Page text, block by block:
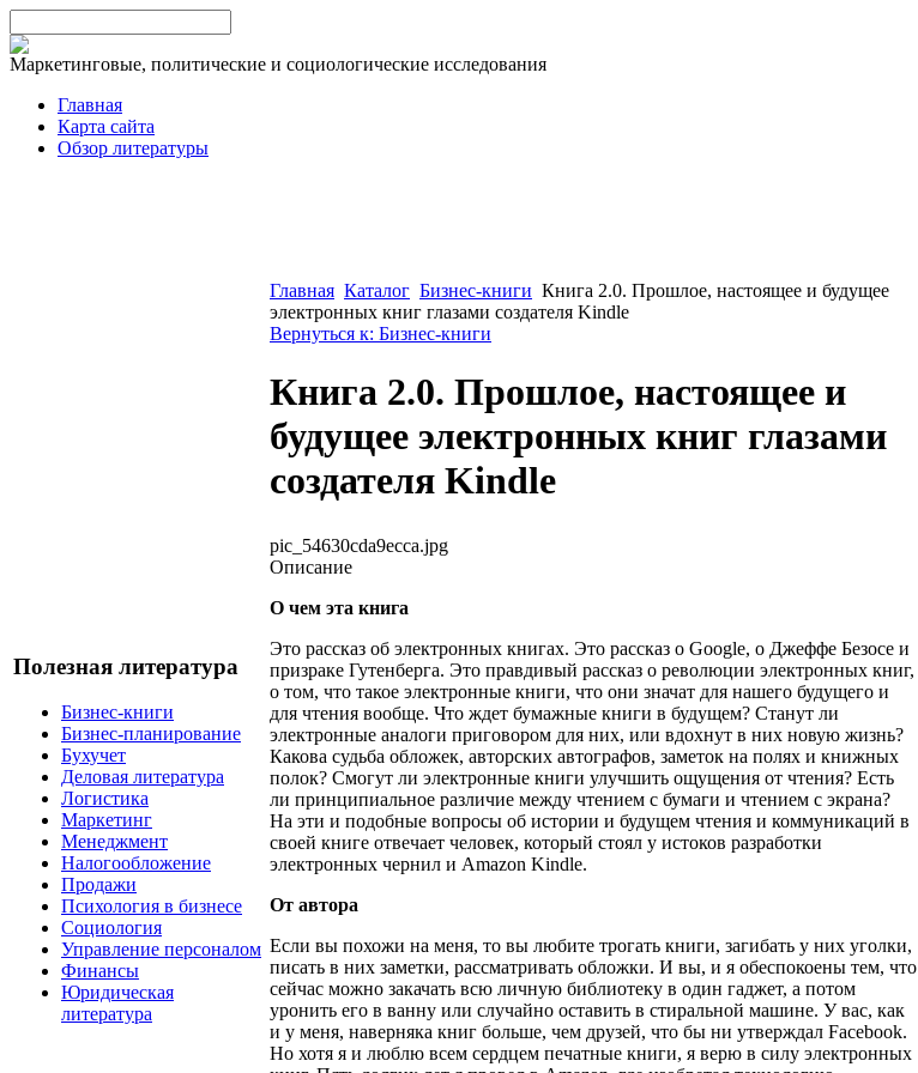
Маркетинговые, политические и социологические исследования
Главная
Карта сайта
Обзор литературы
Полезная литература
Бизнес-книги
Бизнес-планирование
Бухучет
Деловая литература
Логистика
Маркетинг
Менеджмент
Налогообложение
Продажи
Психология в бизнесе
Социология
Управление персоналом
Финансы
Юридическая
литература
Главная Каталог Бизнес-книги Книга 2.0. Прошлое, настоящее и будущее
электронных книг глазами создателя Kindle
Вернуться к: Бизнес-книги
Книга 2.0. Прошлое, настоящее и
будущее электронных книг глазами
создателя Kindle
pic_54630cda9ecca.jpg
Описание
О чем эта книга
Это рассказ об электронных книгах. Это рассказ о Google, о Джеффе Безосе и
призраке Гутенберга. Это правдивый рассказ о революции электронных книг,
о том, что такое электронные книги, что они значат для нашего будущего и
для чтения вообще. Что ждет бумажные книги в будущем? Станут ли
электронные аналоги приговором для них, или вдохнут в них новую жизнь?
Какова судьба обложек, авторских автографов, заметок на полях и книжных
полок? Смогут ли электронные книги улучшить ощущения от чтения? Есть
ли принципиальное различие между чтением с бумаги и чтением с экрана?
На эти и подобные вопросы об истории и будущем чтения и коммуникаций в
своей книге отвечает человек, который стоял у истоков разработки
электронных чернил и Amazon Kindle.
От автора
Если вы похожи на меня, то вы любите трогать книги, загибать у них уголки,
писать в них заметки, рассматривать обложки. И вы, и я обеспокоены тем, что
сейчас можно закачать всю личную библиотеку в один гаджет, а потом
уронить его в ванну или случайно оставить в стиральной машине. У вас, как
и у меня, наверняка книг больше, чем друзей, что бы ни утверждал Facebook.
Но хотя я и люблю всем сердцем печатные книги, я верю в силу электронных